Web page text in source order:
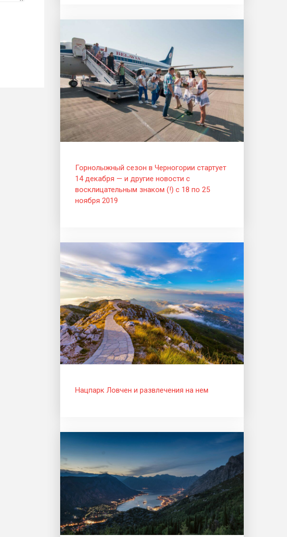
Горнолыжный сезон в Черногории стартует
14 декабря — и другие новости c
восклицательным знаком (!) с 18 по 25
ноября 2019
Нацпарк Ловчен и развлечения на нем